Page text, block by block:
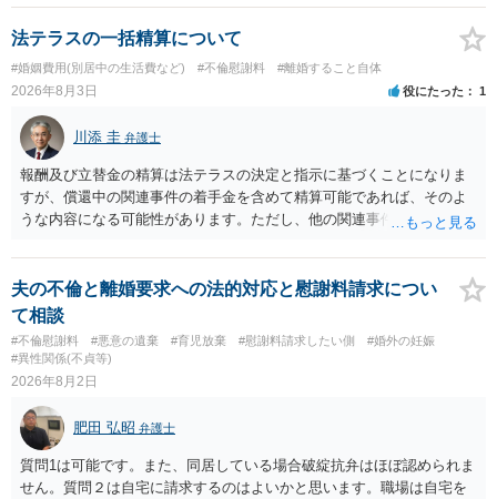
ことを窺わせるものです。）。ですから，慰謝料請求を進めることで
よいと思います。 ただ．慰謝料額については，婚姻破綻に至っていな
いとして，この点を考慮されることになるかもしれません。 ②夫との
今後のことを考えて書いてもらうか否かを検討するのがよいと思いま
す。今ある証拠以上のことを証明（証明力を強めることも含む）でき
るのであれば，前向きに検討を進めるという考え方でもよいでしょ
う。慰謝料請求としては証拠として使えることが前提であり，その価
値と夫との関係との均衡のように思います。 ③行政書士に委任をして
いるのであれば，どのような内容の委任なのか不明ですが，その行政
書士との協議になると思います。請求するか，訴訟にするか，その点
の見極めや，相手方は性交類似行為は認めているのか，それさえも否
定しているのかによって，考え方・進め方は変わってくると思いま
す。 ④性交類似行為を認めているにもかかわらず支払を拒否するので
あれば，本人（行政書士でも同じだと思います。）への対応ではあま
り変わらないように思います。減額で折り合えるなら本人様の交渉で
もよいように思いますが，ゼロかどうかの観点であれば，訴訟に進む
しかなくなるようにも思います。そうしますと，お近くの弁護士に相
談して進めることを検討した方がよいようにも思います。
法テラスの一括精算について
#婚姻費用(別居中の生活費など) #不倫慰謝料 #離婚すること自体
2026年8月3日 役にたった 1
川添 圭 弁護士
報酬及び立替金の精算は法テラスの決定と指示に基づくことになりま
すが、償還中の関連事件の着手金を含めて精算可能であれば、そのよ
うな内容になる可能性があります。ただし、他の関連事件でも相手方
情によって対応が違いますので、法テラスへお尋ねいただいた方が確
実です。
夫の不倫と離婚要求への法的対応と慰謝料請求につい
て相談
#不倫慰謝料 #悪意の遺棄 #育児放棄 #慰謝料請求したい側
#婚外の妊娠
#異性関係(不貞等)
2026年8月2日
肥田 弘昭 弁護士
質問1は可能です。また、同居している場合破綻抗弁はほぼ認められま
せん。質問２は自宅に請求するのはよいかと思います。職場は自宅を